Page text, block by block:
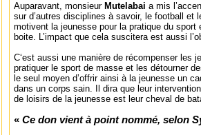
Auparavant, monsieur Mutelabai a mis
sur d’autres disciplines à savoir, le football et
motivent la jeunesse pour la pratique du sport
boite. L’impact que cela suscitera est aussi
C‘est aussi une manière de récompenser les
pratiquer le sport de masse et les détourner
le seul moyen d’offrir ainsi à la jeunesse un
dans un corps sain. Il dira que leur
de loisirs de la jeunesse est leur cheval de
« Ce don vient à point nommé, selon